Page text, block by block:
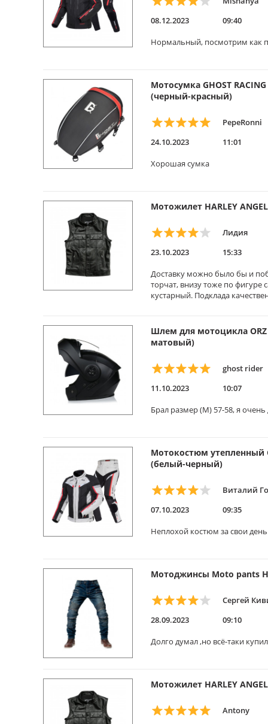
08.12.2023
09:40
Нормальный, посмотрим как
Мотосумка GHOST
(черный-красный)
PepeRonni
24.10.2023
11:01
Хорошая сумка
Мотожилет HARLEY
Лидия
23.10.2023
15:33
Доставку можно было бы и
торчат, внизу тоже по фигуре
кустарный. Подклада
Шлем для мотоцикла ORZ
матовый)
ghost rider
11.10.2023
10:07
Брал размер (М) 57-58, я очень
Мотокостюм утепленный
(белый-черный)
Виталий
07.10.2023
09:35
Неплохой костюм за свои
Мотоджинсы Moto pants
Сергей
28.09.2023
09:10
Долго думал ,но всё-таки
Мотожилет HARLEY
Antony